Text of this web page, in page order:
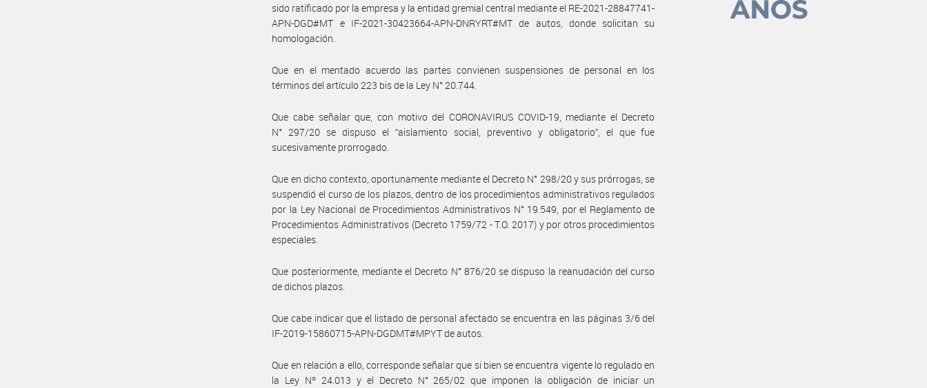
sido ratificado por la empresa y la entidad gremial central mediante el RE-2021-28847741-
APN-DGD#MT e IF-2021-30423664-APN-DNRYRT#MT de autos, donde solicitan su
homologación.
Que en el mentado acuerdo las partes convienen suspensiones de personal en los
términos del artículo 223 bis de la Ley N° 20.744.
Que cabe señalar que, con motivo del CORONAVIRUS COVID-19, mediante el Decreto
N° 297/20 se dispuso el “aislamiento social, preventivo y obligatorio”, el que fue
sucesivamente prorrogado.
Que en dicho contexto, oportunamente mediante el Decreto N° 298/20 y sus prórrogas, se
suspendió el curso de los plazos, dentro de los procedimientos administrativos regulados
por la Ley Nacional de Procedimientos Administrativos N° 19.549, por el Reglamento de
Procedimientos Administrativos (Decreto 1759/72 - T.O. 2017) y por otros procedimientos
especiales.
Que posteriormente, mediante el Decreto N° 876/20 se dispuso la reanudación del curso
de dichos plazos.
Que cabe indicar que el listado de personal afectado se encuentra en las páginas 3/6 del
IF-2019-15860715-APN-DGDMT#MPYT de autos.
Que en relación a ello, corresponde señalar que si bien se encuentra vigente lo regulado en
la Ley Nº 24.013 y el Decreto N° 265/02 que imponen la obligación de iniciar un